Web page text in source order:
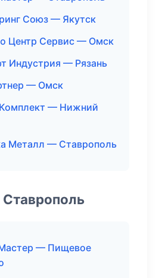
Союз — Якутск
Центр Сервис — Омск
Индустрия — Рязань
— Омск
— Нижний
Металл — Ставрополь
— Пищевое